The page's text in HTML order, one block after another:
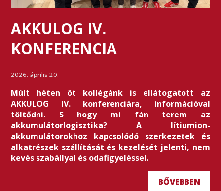
AKKULOG IV.
KONFERENCIA
2026. április 20.
Múlt héten öt kollégánk is ellátogatott az
AKKULOG IV. konferenciára, információval
töltődni. S hogy mi fán terem az
akkumulátorlogisztika? A lítiumion-
akkumulátorokhoz kapcsolódó szerkezetek és
alkatrészek szállítását és kezelését jelenti, nem
kevés szabállyal és odafigyeléssel.
BŐVEBBEN